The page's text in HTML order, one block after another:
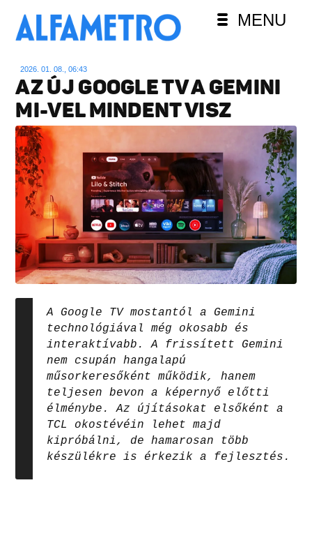
MENU
2026. 01. 08., 06:43
AZ ÚJ GOOGLE TV A GEMINI
MI-VEL MINDENT VISZ
A Google TV mostantól a Gemini
technológiával még okosabb és
interaktívabb. A frissített Gemini
nem csupán hangalapú
műsorkeresőként működik, hanem
teljesen bevon a képernyő előtti
élménybe. Az újításokat elsőként a
TCL okostévéin lehet majd
kipróbálni, de hamarosan több
készülékre is érkezik a fejlesztés.